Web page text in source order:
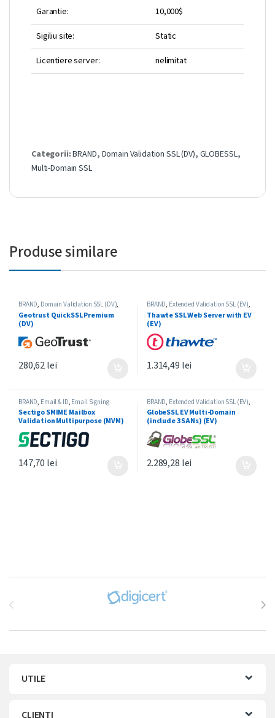
Garantie:
10,000$
Sigiliu site:
Static
Licentiere server:
nelimitat
Categorii:BRAND, Domain Validation SSL (DV), GLOBESSL,
Multi-Domain SSL
Produse similare
BRAND, Domain Validation SSL (DV),
GEOTRUST ,Single-Domain SSL
Geotrust QuickSSL Premium
(DV)
280,62lei
BRAND, Extended Validation SSL (EV),
Single-Domain SSL , THAWTE
Thawte SSL Web Server with EV
(EV)
1.314,49 lei
BRAND, Email & ID, Email Signing
Certificate,SECTIGO
Sectigo SMIME Mailbox
Validation Multipurpose (MVM)
147,70 lei
BRAND, Extended Validation SSL (EV),
GLOBESSL, Multi-Domain SSL
GlobeSSL EV Multi-Domain
(include 3 SANs) (EV)
2.289,28 lei
UTILE
CLIENTI